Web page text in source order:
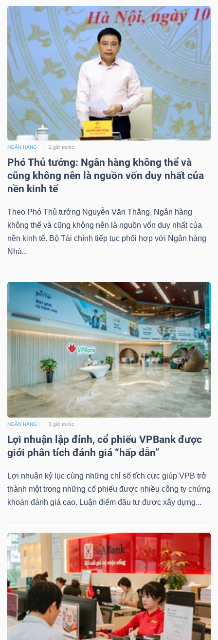
NGÂN HÀNG 1 giờ trước
Phó Thủ tướng: Ngân hàng không thể và
cũng không nên là nguồn vốn duy nhất của
nền kinh tế
Theo Phó Thủ tướng Nguyễn Văn Thắng, Ngân hàng
không thể và cũng không nên là nguồn vốn duy nhất của
nền kinh tế. Bộ Tài chính tiếp tục phối hợp với Ngân hàng
Nhà...
NGÂN HÀNG 3 giờ trước
Lợi nhuận lập đỉnh, cổ phiếu VPBank được
giới phân tích đánh giá “hấp dẫn”
Lợi nhuận kỷ lục cùng những chỉ số tích cực giúp VPB trở
thành một trong những cổ phiếu được nhiều công ty chứng
khoán đánh giá cao. Luận điểm đầu tư được xây dựng...